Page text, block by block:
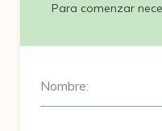
Para comenzar
Nombre: